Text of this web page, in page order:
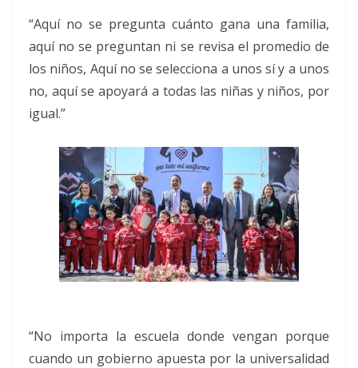
“Aquí no se pregunta cuánto gana una familia,
aquí no se preguntan ni se revisa el promedio de
los niños, Aquí no se selecciona a unos sí y a unos
no, aquí se apoyará a todas las niñas y niños, por
igual.”
“No importa la escuela donde vengan porque
cuando un gobierno apuesta por la universalidad